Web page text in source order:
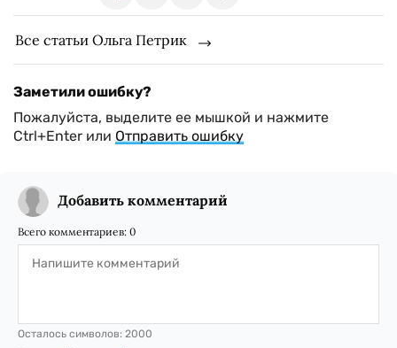
Все статьи Ольга Петрик
Заметили ошибку?
Пожалуйста, выделите ее мышкой и нажмите
Ctrl+Enter или Отправить ошибку
Добавить комментарий
Всего комментариев: 0
Осталось символов: 2000